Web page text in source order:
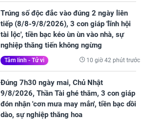
Trúng số độc đắc vào đúng 2 ngày liên
tiếp (8/8-9/8/2026), 3 con giáp 'lĩnh hội
tài lộc', tiền bạc kéo ùn ùn vào nhà, sự
nghiệp thăng tiến không ngừng
Tâm linh - Tử vi 10 giờ 42 phút trước
Đúng 7h30 ngày mai, Chủ Nhật
9/8/2026, Thần Tài ghé thăm, 3 con giáp
đón nhận 'cơn mưa may mắn', tiền bạc dồi
dào, sự nghiệp thăng hoa